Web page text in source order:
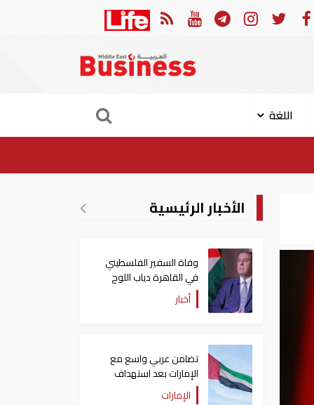
وزير خارجية تركيا: "اتفاقية مكة" لا تستهدف إيران..
اللغة
الأخبار الرئيسية
وفاة السفير الفلسطيني
في القاهرة دياب اللوح
أخبار
تضامن عربي واسع مع
الإمارات بعد استهداف
ناقلة في مضيق هرمز
الإمارات